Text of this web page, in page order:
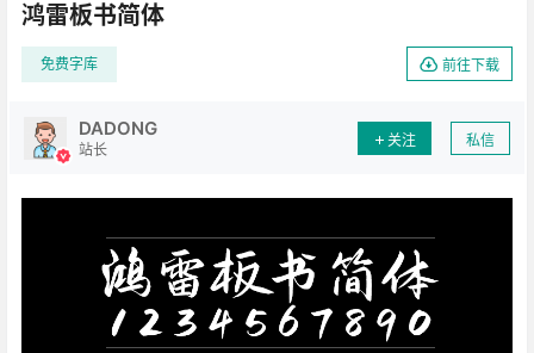
鸿雷板书简体
免费字库 前往下载
DADONG
站长
关注 私信